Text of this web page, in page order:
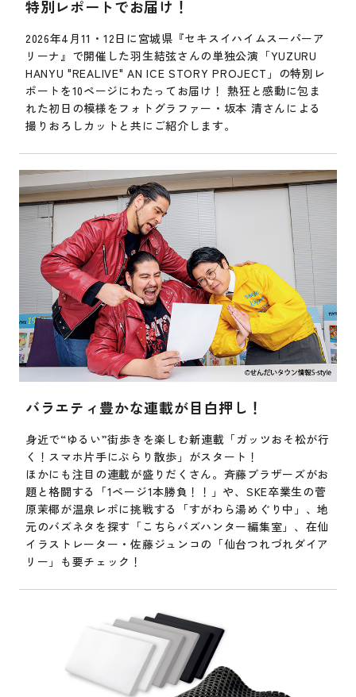
特別レポートでお届け！
2026年4月11・12日に宮城県『セキスイハイムスーパーア
リーナ』で開催した羽生結弦さんの単独公演「YUZURU
HANYU "REALIVE" AN ICE STORY PROJECT」の特別レ
ポートを10ページにわたってお届け！ 熱狂と感動に包ま
れた初日の模様をフォトグラファー・坂本 清さんによる
撮りおろしカットと共にご紹介します。
バラエティ豊かな連載が目白押し！
身近で“ゆるい”街歩きを楽しむ新連載「ガッツおそ松が行
く！スマホ片手にぶらり散歩」がスタート！
ほかにも注目の連載が盛りだくさん。斉藤ブラザーズがお
題と格闘する「1ページ1本勝負！！」や、SKE卒業生の菅
原茉椰が温泉レポに挑戦する「すがわら湯めぐり中」、地
元のバズネタを探す「こちらバズハンター編集室」、在仙
イラストレーター・佐藤ジュンコの「仙台つれづれダイア
リー」も要チェック！